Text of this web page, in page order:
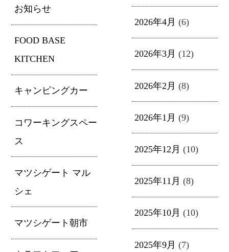
お知らせ
FOOD BASE
KITCHEN
キャンピングカー
コワーキングスペー
ス
マツシゲート マル
シェ
マツシゲート朝市
2026年4月 (6)
2026年3月 (12)
2026年2月 (8)
2026年1月 (9)
2025年12月 (10)
2025年11月 (8)
2025年10月 (10)
2025年9月 (7)